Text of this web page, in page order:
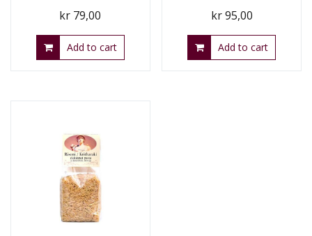
kr 79,00
Add to cart
kr95,00
Add to cart